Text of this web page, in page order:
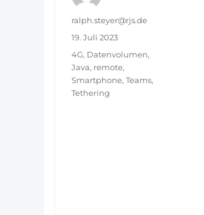
Autor
ralph.steyer@rjs.de
Veröffentlicht
am
19. Juli 2023
Schlagwörter
4G, Datenvolumen,
Java, remote,
Smartphone, Teams,
Tethering